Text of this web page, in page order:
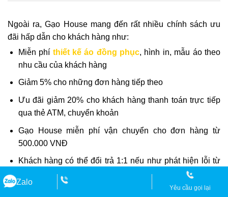
Ngoài ra, Gạo House mang đến rất nhiều chính sách ưu
đãi hấp dẫn cho khách hàng như:
Miễn phí thiết kế áo đồng phục, hình in, mẫu áo theo
nhu cầu của khách hàng
Giảm 5% cho những đơn hàng tiếp theo
Ưu đãi giảm 20% cho khách hàng thanh toán trực tiếp
qua thẻ ATM, chuyển khoản
Gạo House miễn phí vận chuyển cho đơn hàng từ
500.000 VNĐ
Khách hàng có thể đổi trả 1:1 nếu như phát hiện lỗi từ
nhà sản xuất
Zalo
Yêu cầu gọi lại